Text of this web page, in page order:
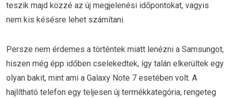
teszik majd közzé az új megjelenési időpontokat, vagyis
nem kis késésre lehet számítani.
Persze nem érdemes a történtek miatt lenézni a Samsungot,
hiszen még épp időben cselekedtek, így talán elkerültek egy
olyan bakit, mint ami a Galaxy Note 7 esetében volt. A
hajlítható telefon egy teljesen új termékkategória, rengeteg